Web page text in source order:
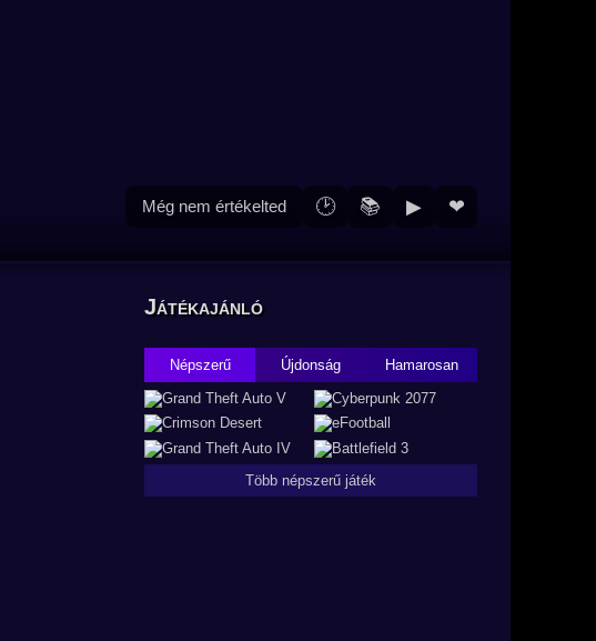
Még nem értékelted 🕑 📚 ▶ ❤
Játékajánló
Népszerű Újdonság Hamarosan
Több népszerű játék